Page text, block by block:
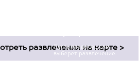
Пусть владелец сам
выберет развлечение.